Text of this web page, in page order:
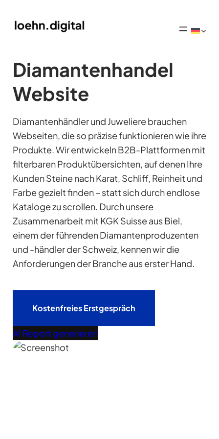
Diamantenhandel
Website
Diamantenhändler und Juweliere brauchen
Webseiten, die so präzise funktionieren wie ihre
Produkte. Wir entwickeln B2B-Plattformen mit
filterbaren Produktübersichten, auf denen Ihre
Kunden Steine nach Karat, Schliff, Reinheit und
Farbe gezielt finden – statt sich durch endlose
Kataloge zu scrollen. Durch unsere
Zusammenarbeit mit KGK Suisse aus Biel,
einem der führenden Diamantenproduzenten
und -händler der Schweiz, kennen wir die
Anforderungen der Branche aus erster Hand.
Kostenfreies Erstgespräch
AI Report generieren